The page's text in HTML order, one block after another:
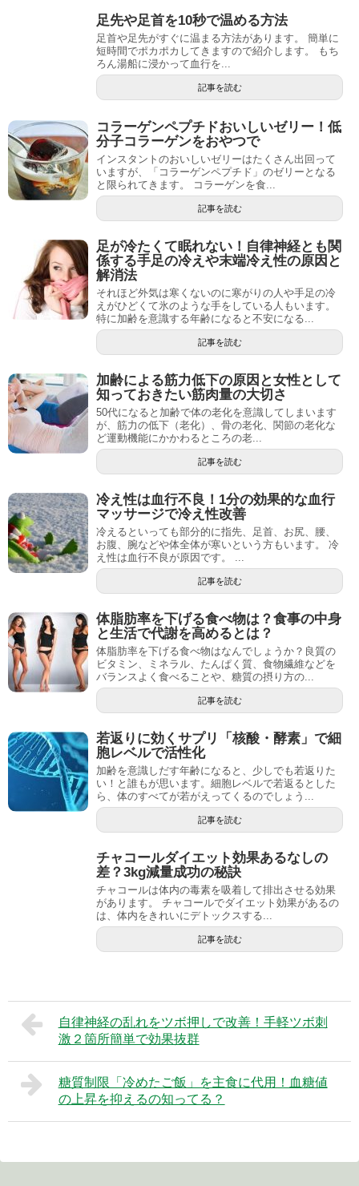
足先や足首を10秒で温める方法
足首や足先がすぐに温まる方法があります。 簡単に
短時間でポカポカしてきますので紹介します。 もち
ろん湯船に浸かって血行を...
記事を読む
コラーゲンペプチドおいしいゼリー！低
分子コラーゲンをおやつで
インスタントのおいしいゼリーはたくさん出回って
いますが、「コラーゲンペプチド」のゼリーとなる
と限られてきます。 コラーゲンを食...
記事を読む
足が冷たくて眠れない！自律神経とも関
係する手足の冷えや末端冷え性の原因と
解消法
それほど外気は寒くないのに寒がりの人や手足の冷
えがひどくて氷のような手をしている人もいます。
特に加齢を意識する年齢になると不安になる...
記事を読む
加齢による筋力低下の原因と女性として
知っておきたい筋肉量の大切さ
50代になると加齢で体の老化を意識してしまいます
が、筋力の低下（老化）、骨の老化、関節の老化な
ど運動機能にかかわるところの老...
記事を読む
冷え性は血行不良！1分の効果的な血行
マッサージで冷え性改善
冷えるといっても部分的に指先、足首、お尻、腰、
お腹、腕などや体全体が寒いという方もいます。 冷
え性は血行不良が原因です。 ...
記事を読む
体脂肪率を下げる食べ物は？食事の中身
と生活で代謝を高めるとは？
体脂肪率を下げる食べ物はなんでしょうか？良質の
ビタミン、ミネラル、たんぱく質、食物繊維などを
バランスよく食べることや、糖質の摂り方の...
記事を読む
若返りに効くサプリ「核酸・酵素」で細
胞レベルで活性化
加齢を意識しだす年齢になると、少しでも若返りた
い！と誰もが思います。細胞レベルで若返るとした
ら、体のすべてが若がえってくるのでしょう...
記事を読む
チャコールダイエット効果あるなしの
差？3kg減量成功の秘訣
チャコールは体内の毒素を吸着して排出させる効果
があります。 チャコールでダイエット効果があるの
は、体内をきれいにデトックスする...
記事を読む
自律神経の乱れをツボ押しで改善！手軽ツボ刺
激２箇所簡単で効果抜群
糖質制限「冷めたご飯」を主食に代用！血糖値
の上昇を抑えるの知ってる？